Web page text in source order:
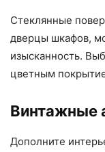
Стеклянные
дверцы шкафов,
изысканность.
цветным
Винтажные
Дополните